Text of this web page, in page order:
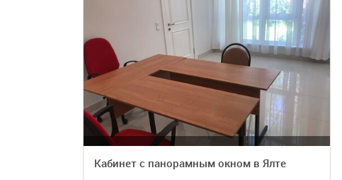
Кабинет с панорамным окном в Ялте